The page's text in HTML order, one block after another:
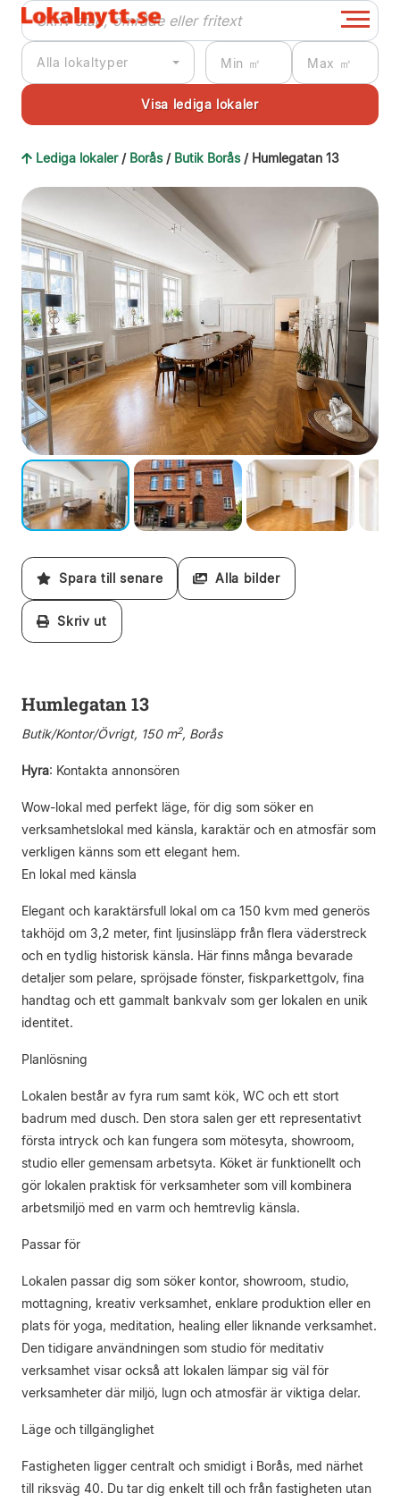
Alla lokaltyper
Lediga lokaler / Borås/ Butik Borås/ Humlegatan 13
Spara till senare Alla bilder
Skriv ut
Humlegatan 13
Butik/Kontor/Övrigt, 150 m2, Borås
Hyra: Kontakta annonsören
Wow-lokal med perfekt läge, för dig som söker en
verksamhetslokal med känsla, karaktär och en atmosfär som
verkligen känns som ett elegant hem.
En lokal med känsla
Elegant och karaktärsfull lokal om ca 150 kvm med generös
takhöjd om 3,2 meter, fint ljusinsläpp från flera väderstreck
och en tydlig historisk känsla. Här finns många bevarade
detaljer som pelare, spröjsade fönster, fiskparkettgolv, fina
handtag och ett gammalt bankvalv som ger lokalen en unik
identitet.
Planlösning
Lokalen består av fyra rum samt kök, WC och ett stort
badrum med dusch. Den stora salen ger ett representativt
första intryck och kan fungera som mötesyta, showroom,
studio eller gemensam arbetsyta. Köket är funktionellt och
gör lokalen praktisk för verksamheter som vill kombinera
arbetsmiljö med en varm och hemtrevlig känsla.
Passar för
Lokalen passar dig som söker kontor, showroom, studio,
mottagning, kreativ verksamhet, enklare produktion eller en
plats för yoga, meditation, healing eller liknande verksamhet.
Den tidigare användningen som studio för meditativ
verksamhet visar också att lokalen lämpar sig väl för
verksamheter där miljö, lugn och atmosfär är viktiga delar.
Läge och tillgänglighet
Fastigheten ligger centralt och smidigt i Borås, med närhet
till riksväg 40. Du tar dig enkelt till och från fastigheten utan